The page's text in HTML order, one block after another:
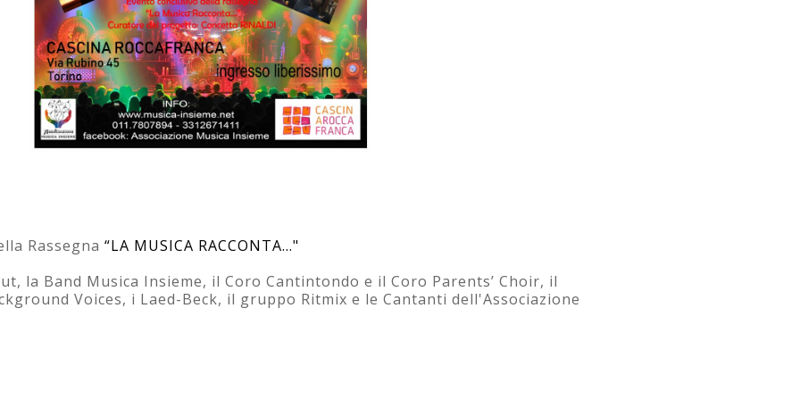
Rassegna “LA MUSICA RACCONTA…"
la Band Musica Insieme, il Coro Cantintondo e il Coro Parents’ Choir, il
Voices, i Laed-Beck, il gruppo Ritmix e le Cantanti dell'Associazione